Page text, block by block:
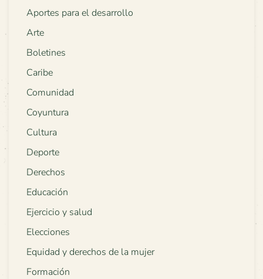
Aportes para el desarrollo
Arte
Boletines
Caribe
Comunidad
Coyuntura
Cultura
Deporte
Derechos
Educación
Ejercicio y salud
Elecciones
Equidad y derechos de la mujer
Formación